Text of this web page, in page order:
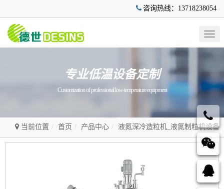
咨询热线：13718238054
专业低温设备定制
Customization of professional low-temperature equipment
当前位置 首页 产品中心 液氮深冷造粒机_液氮制粒机设备